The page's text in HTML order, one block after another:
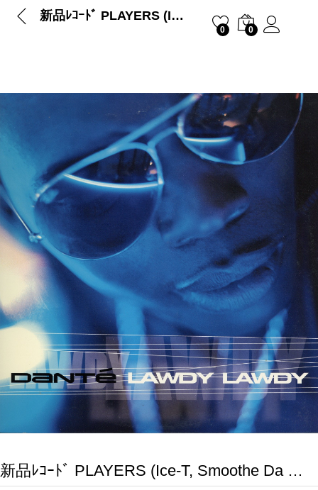
新品ﾚｺｰﾄﾞ PLAYERS (Ice-T, Smoothe Da …
0 0
新品ﾚｺｰﾄﾞ PLAYERS (Ice-T, Smoothe Da …